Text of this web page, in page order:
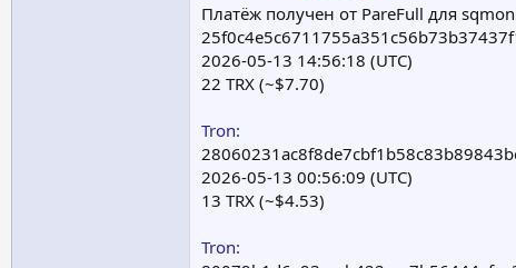
Платёж получен от PareFull для
2026-05-13 14:56:18 (UTC)
22 TRX (~$7.70)
Tron:
2026-05-13 00:56:09 (UTC)
13 TRX (~$4.53)
Tron: